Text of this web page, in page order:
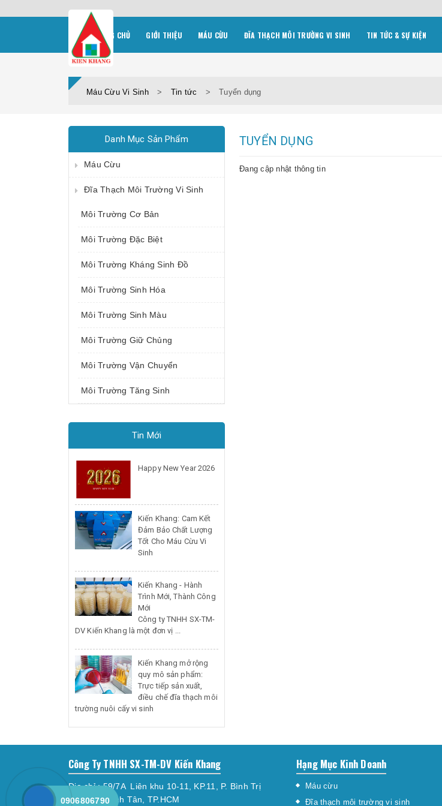
TRANG CHỦ GIỚI THIỆU MÁU CỪU ĐĨA THẠCH MÔI TRƯỜNG VI SINH TIN TỨC & SỰ KIỆN
Máu Cừu Vi Sinh > Tin tức > Tuyển dụng
Danh Mục Sản Phẩm
Máu Cừu
Đĩa Thạch Môi Trường Vi Sinh
Môi Trường Cơ Bản
Môi Trường Đặc Biệt
Môi Trường Kháng Sinh Đồ
Môi Trường Sinh Hóa
Môi Trường Sinh Màu
Môi Trường Giữ Chủng
Môi Trường Vận Chuyển
Môi Trường Tăng Sinh
Tin Mới
Happy New Year 2026
Kiến Khang: Cam Kết
Đảm Bảo Chất Lượng
Tốt Cho Máu Cừu Vi
Sinh
Kiến Khang - Hành
Trình Mới, Thành Công
Mới
Công ty TNHH SX-TM-
DV Kiến Khang là một đơn vị ...
Kiến Khang mở rộng
quy mô sản phẩm:
Trực tiếp sản xuất,
điều chế đĩa thạch môi
trường nuôi cấy vi sinh
TUYỂN DỤNG
Đang cập nhật thông tin
Công Ty TNHH SX-TM-DV Kiến Khang
Địa chỉ : 59/7A Liên khu 10-11, KP.11, P. Bình Trị
Đông, Q. Bình Tân, TP.HCM
Hạng Mục Kinh Doanh
Máu cừu
Đĩa thạch môi trường vi sinh
0906806790